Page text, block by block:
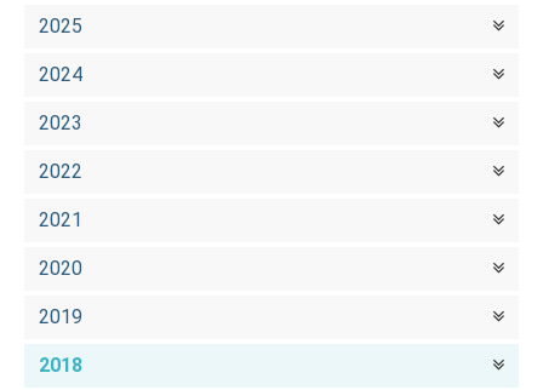
2025
2024
2023
2022
2021
2020
2019
2018